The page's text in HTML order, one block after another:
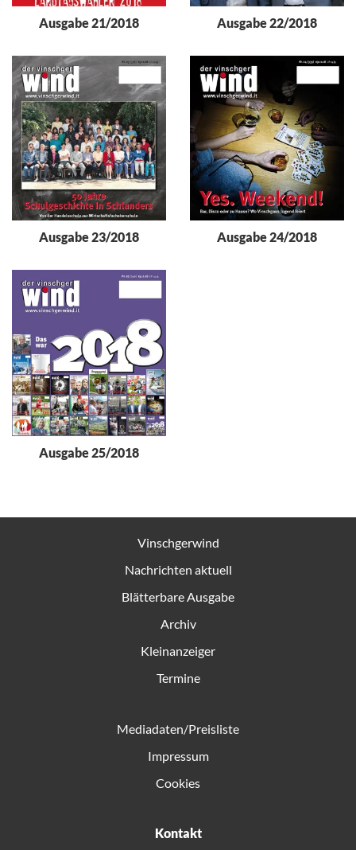
Ausgabe 21/2018 Ausgabe 22/2018
Ausgabe 23/2018 Ausgabe 24/2018
Ausgabe 25/2018
Vinschgerwind
Nachrichten aktuell
Blätterbare Ausgabe
Archiv
Kleinanzeiger
Termine
Mediadaten/Preisliste
Impressum
Cookies
Kontakt